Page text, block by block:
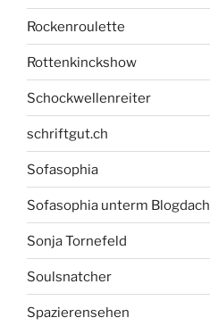
Rockenroulette
Rottenkinckshow
Schockwellenreiter
schriftgut.ch
Sofasophia
Sofasophia unterm Blogdach
Sonja Tornefeld
Soulsnatcher
Spazierensehen